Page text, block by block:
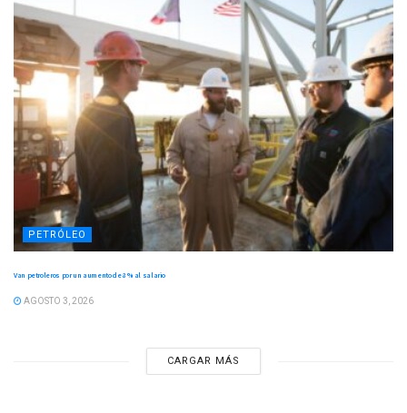
PETRÓLEO
Van petroleros por un aumento de 8 % al salario
AGOSTO 3, 2026
CARGAR MÁS